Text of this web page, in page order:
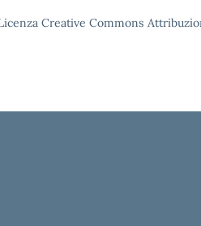
Creative Commons